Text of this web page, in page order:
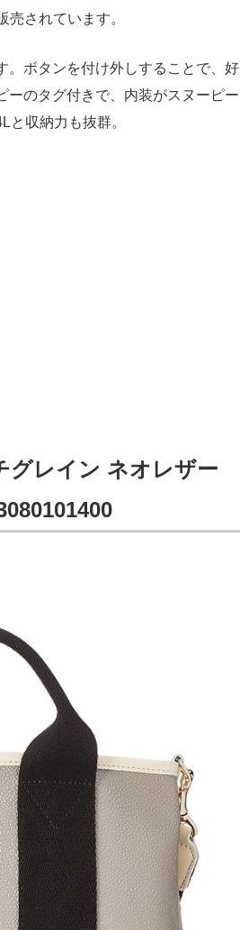
されています。
ボタンを付け外しすることで、好
ーのタグ付きで、内装がスヌーピー
収納力も抜群。
グレイン ネオレザー